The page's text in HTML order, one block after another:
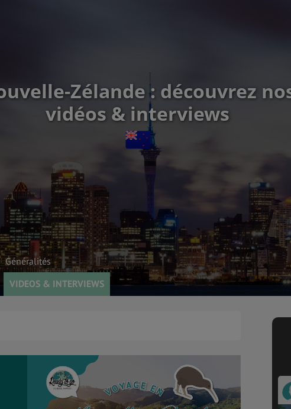
Zélande : découvrez
vidéos & interviews
Généralités
VIDEOS & INTERVIEWS